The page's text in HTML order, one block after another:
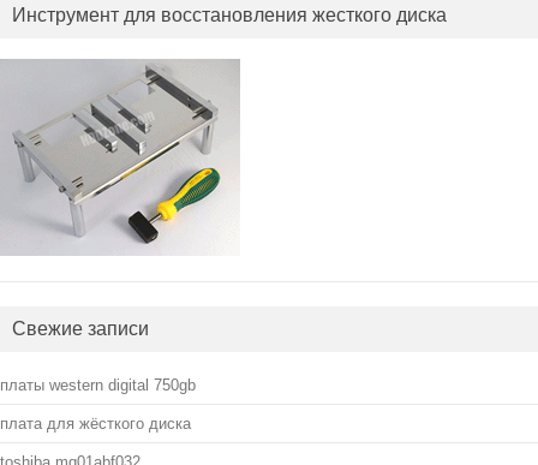
Инструмент для восстановления жесткого диска
Свежие записи
платы western digital 750gb
плата для жёсткого диска